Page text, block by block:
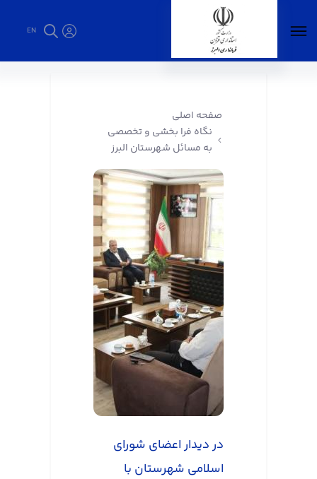
EN
صفحه اصلی
نگاه فرا بخشی و تخصصی
به مسائل شهرستان البرز
در دیدار اعضای شورای
اسلامی شهرستان با